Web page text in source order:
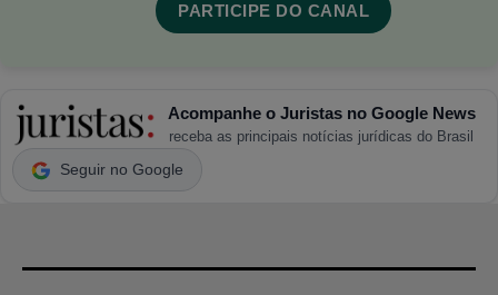
PARTICIPE DO CANAL
Acompanhe o Juristas no Google News
receba as principais notícias jurídicas do Brasil
Seguir no Google